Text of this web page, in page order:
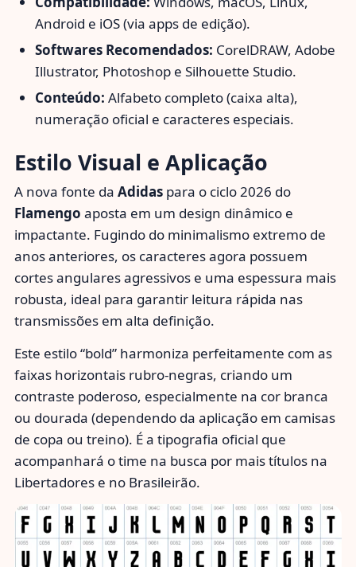
Android e iOS (via apps de edição).
Softwares Recomendados: CorelDRAW, Adobe
Illustrator, Photoshop e Silhouette Studio.
Conteúdo: Alfabeto completo (caixa alta),
numeração oficial e caracteres especiais.
Estilo Visual e Aplicação
A nova fonte da Adidas para o ciclo 2026 do
Flamengo aposta em um design dinâmico e
impactante. Fugindo do minimalismo extremo de
anos anteriores, os caracteres agora possuem
cortes angulares agressivos e uma espessura mais
robusta, ideal para garantir leitura rápida nas
transmissões em alta definição.
Este estilo “bold” harmoniza perfeitamente com as
faixas horizontais rubro-negras, criando um
contraste poderoso, especialmente na cor branca
ou dourada (dependendo da aplicação em camisas
de copa ou treino). É a tipografia oficial que
acompanhará o time na busca por mais títulos na
Libertadores e no Brasileirão.